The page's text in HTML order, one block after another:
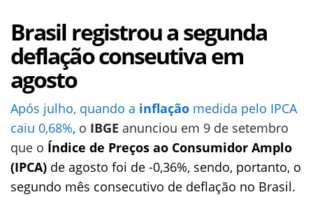
Brasil registrou a segunda
deflação conseutiva em
agosto
Após julho, quando a inflação medida pelo IPCA
caiu 0,68%, o IBGE anunciou em 9 de setembro
que o Índice de Preços ao Consumidor Amplo
(IPCA) de agosto foi de -0,36%, sendo, portanto, o
segundo mês consecutivo de deflação no Brasil.